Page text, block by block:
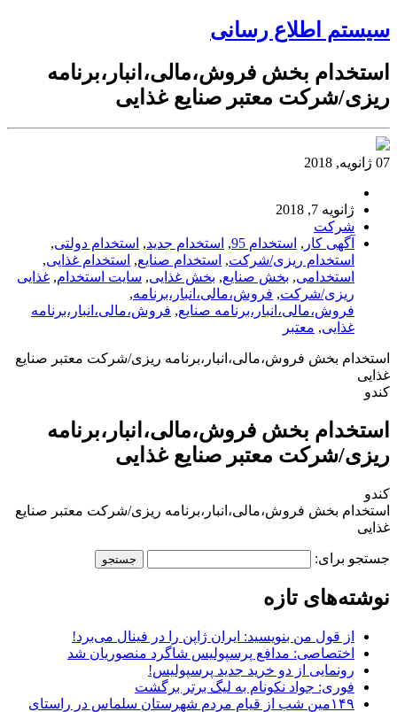
سیستم اطلاع رسانی
استخدام بخش فروش،مالی،انبار،برنامه
ریزی/شرکت معتبر صنایع غذایی
07 ژانویه, 2018
ژانویه 7, 2018
شرکت
آگهی کار , استخدام 95 , استخدام جدید, استخدام دولتی,
استخدام ریزی/شرکت, استخدام صنایع, استخدام غذایی,
استخدامی, بخش صنایع, بخش غذایی, سایت استخدام, غذایی
ریزی/شرکت, فروش،مالی،انبار،برنامه,
فروش،مالی،انبار،برنامه صنایع, فروش،مالی،انبار،برنامه
غذایی, معتبر
استخدام بخش فروش،مالی،انبار،برنامه ریزی/شرکت معتبر صنایع
غذایی
کندو
استخدام بخش فروش،مالی،انبار،برنامه
ریزی/شرکت معتبر صنایع غذایی
کندو
استخدام بخش فروش،مالی،انبار،برنامه ریزی/شرکت معتبر صنایع
غذایی
جستجو برای:
نوشته‌های تازه
از قول من بنویسید: ایران ژاپن را در فینال می‌برد!
اختصاصی: مدافع پرسپولیس شاگرد منصوریان شد
رونمایی از دو خرید جدید پرسپولیس!
فوری: جواد نکونام به لیگ برتر برگشت
۱۴۹مین شب از قیام مردم شهرستان سلماس در راستای